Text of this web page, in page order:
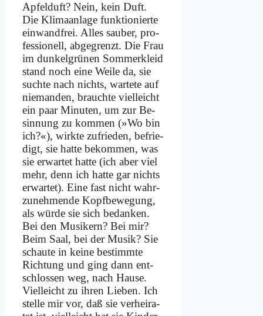
Ap­fel­duft? Nein, kein Duft.
Die Kli­ma­an­la­ge funk­tio­nier­te
ein­wand­frei. Al­les sau­ber, pro­
fes­sio­nell, ab­ge­grenzt. Die Frau
im dun­kel­grü­nen Som­mer­kleid
stand noch ei­ne Wei­le da, sie
such­te nach nichts, war­te­te auf
nie­man­den, brauch­te viel­leicht
ein paar Mi­nu­ten, um zur Be­
sin­nung zu kom­men (»Wo bin
ich?«), wirk­te zu­frie­den, be­frie­
digt, sie hat­te be­kom­men, was
sie er­war­tet hat­te (ich aber viel
mehr, denn ich hat­te gar nichts
er­war­tet). Ei­ne fast nicht wahr­
zu­neh­men­de Kopf­be­we­gung,
als wür­de sie sich be­dan­ken.
Bei den Mu­si­kern? Bei mir?
Beim Saal, bei der Mu­sik? Sie
schau­te in kei­ne be­stimm­te
Rich­tung und ging dann ent­
schlos­sen weg, nach Hau­se.
Viel­leicht zu ih­ren Lie­ben. Ich
stel­le mir vor, daß sie ver­hei­ra­